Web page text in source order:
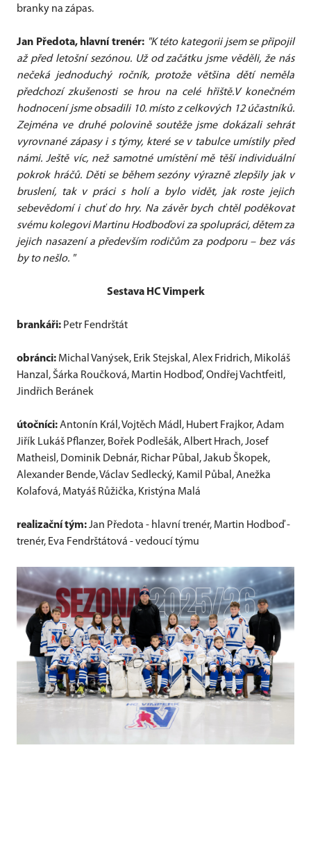
branky na zápas.
Jan Předota, hlavní trenér: "K této kategorii jsem se připojil
až před letošní sezónou. Už od začátku jsme věděli, že nás
nečeká jednoduchý ročník, protože většina dětí neměla
předchozí zkušenosti se hrou na celé hřiště.V konečném
hodnocení jsme obsadili 10. místo z celkových 12 účastníků.
Zejména ve druhé polovině soutěže jsme dokázali sehrát
vyrovnané zápasy i s týmy, které se v tabulce umístily před
námi. Ještě víc, než samotné umístění mě těší individuální
pokrok hráčů. Děti se během sezóny výrazně zlepšily jak v
bruslení, tak v práci s holí a bylo vidět, jak roste jejich
sebevědomí i chuť do hry. Na závěr bych chtěl poděkovat
svému kolegovi Martinu Hodboďovi za spolupráci, dětem za
jejich nasazení a především rodičům za podporu – bez vás
by to nešlo. "
Sestava HC Vimperk
brankáři: Petr Fendrštát
obránci: Michal Vanýsek, Erik Stejskal, Alex Fridrich, Mikoláš
Hanzal, Šárka Roučková, Martin Hodboď, Ondřej Vachtfeitl,
Jindřich Beránek
útočníci:Antonín Král, Vojtěch Mádl, Hubert Frajkor, Adam
Jiřík Lukáš Pflanzer, Bořek Podlešák, Albert Hrach, Josef
Matheisl, Dominik Debnár, Richar Půbal, Jakub Škopek,
Alexander Bende, Václav Sedlecký, Kamil Půbal, Anežka
Kolafová, Matyáš Růžička, Kristýna Malá
realizační tým:Jan Předota - hlavní trenér, Martin Hodboď -
trenér, Eva Fendrštátová - vedoucí týmu